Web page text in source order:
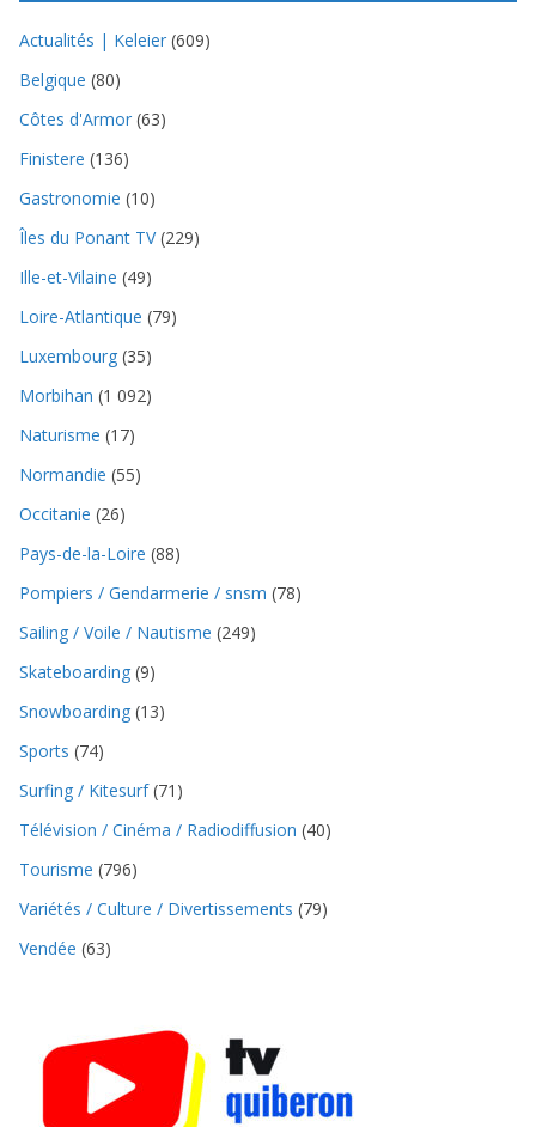
Actualités | Keleier (609)
Belgique (80)
Côtes d'Armor (63)
Finistere (136)
Gastronomie (10)
Îles du Ponant TV(229)
Ille-et-Vilaine (49)
Loire-Atlantique (79)
Luxembourg (35)
Morbihan (1 092)
Naturisme (17)
Normandie (55)
Occitanie (26)
Pays-de-la-Loire (88)
Pompiers / Gendarmerie / snsm (78)
Sailing / Voile / Nautisme (249)
Skateboarding (9)
Snowboarding (13)
Sports (74)
Surfing / Kitesurf(71)
Télévision / Cinéma / Radiodiffusion (40)
Tourisme (796)
Variétés / Culture / Divertissements (79)
Vendée (63)